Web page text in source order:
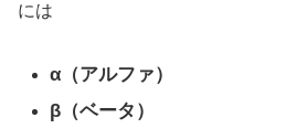
には
α（アルファ）
β（ベータ）